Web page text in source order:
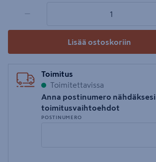
−
Lisää ostoskoriin
Toimitus
Toimitettavissa
Anna postinumero nähdäksesi
toimitusvaihtoehdot
POSTINUMERO